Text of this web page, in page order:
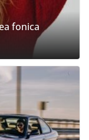
fonica